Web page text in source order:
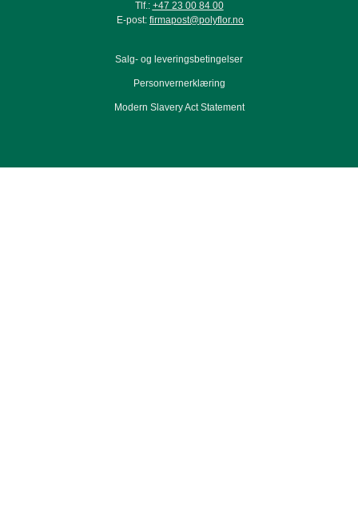
Tlf.: +47 23 00 84 00
E-post: firmapost@polyflor.no
Salg- og leveringsbetingelser
Personvernerklæring
Modern Slavery Act Statement